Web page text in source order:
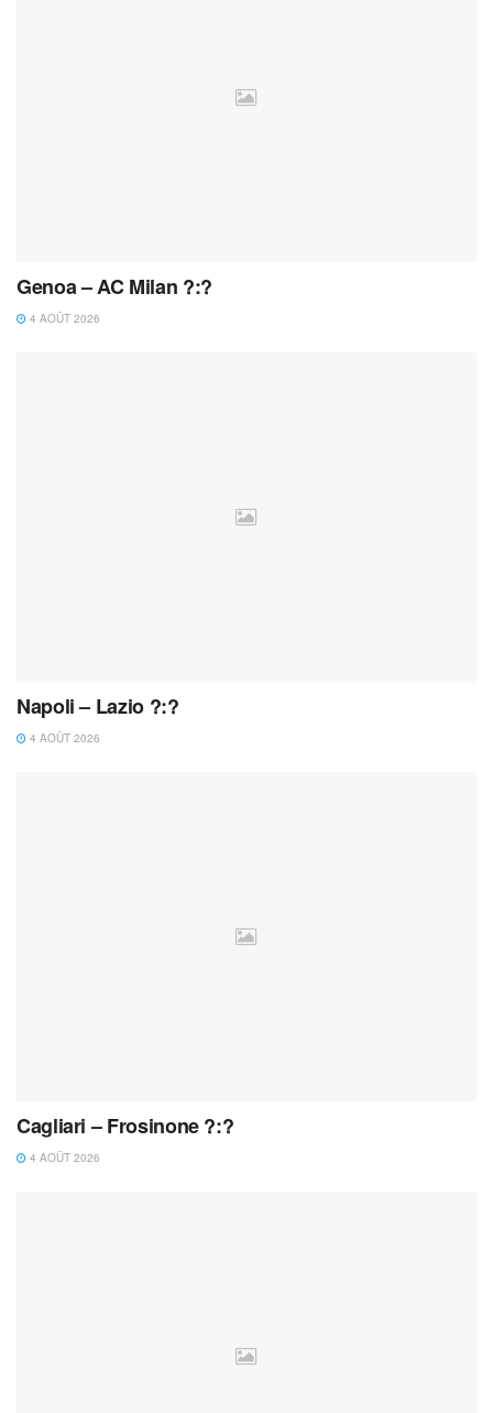
Genoa – AC Milan ?:?
4 AOÛT 2026
Napoli – Lazio ?:?
4 AOÛT 2026
Cagliari – Frosinone ?:?
4 AOÛT 2026